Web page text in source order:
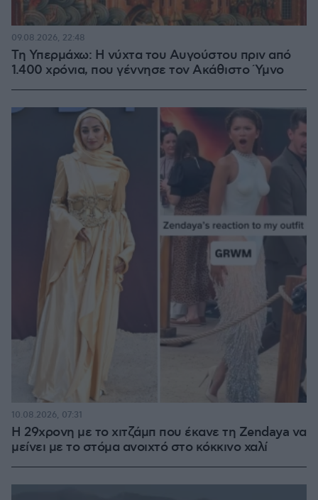
Τη Υπερμάχω: Η νύχτα του Αυγούστου πριν από
1.400 χρόνια, που γέννησε τον Ακάθιστο Ύμνο
09.08.2026, 22:48
Η 29χρονη με το χιτζάμπ που έκανε τη Zendaya να
μείνει με το στόμα ανοιχτό στο κόκκινο χαλί
10.08.2026, 07:31